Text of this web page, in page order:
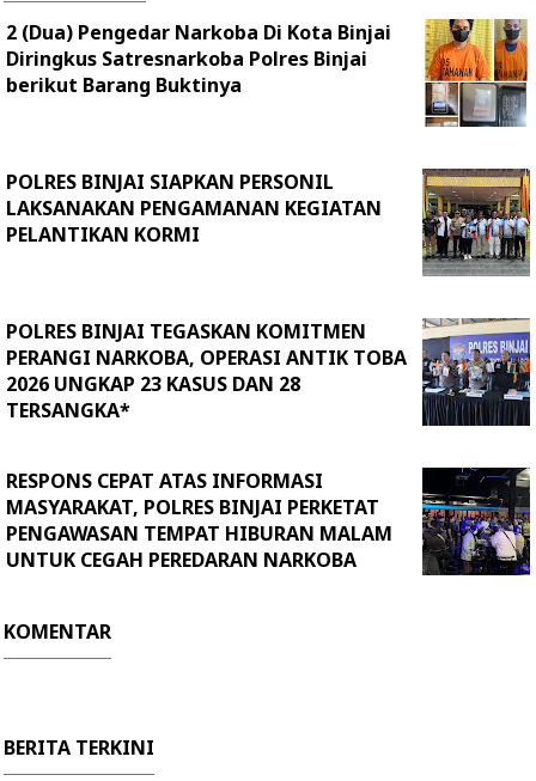
2 (Dua) Pengedar Narkoba Di Kota Binjai
Diringkus Satresnarkoba Polres Binjai
berikut Barang Buktinya
POLRES BINJAI SIAPKAN PERSONIL
LAKSANAKAN PENGAMANAN KEGIATAN
PELANTIKAN KORMI
POLRES BINJAI TEGASKAN KOMITMEN
PERANGI NARKOBA, OPERASI ANTIK TOBA
2026 UNGKAP 23 KASUS DAN 28
TERSANGKA*
RESPONS CEPAT ATAS INFORMASI
MASYARAKAT, POLRES BINJAI PERKETAT
PENGAWASAN TEMPAT HIBURAN MALAM
UNTUK CEGAH PEREDARAN NARKOBA
KOMENTAR
BERITA TERKINI